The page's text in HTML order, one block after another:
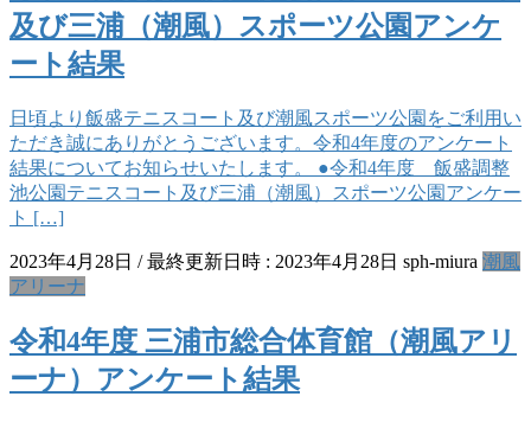
及び三浦（潮風）スポーツ公園アンケ
ート結果
日頃より飯盛テニスコート及び潮風スポーツ公園をご利用い
ただき誠にありがとうございます。令和4年度のアンケート
結果についてお知らせいたします。 ●令和4年度 飯盛調整
池公園テニスコート及び三浦（潮風）スポーツ公園アンケー
ト […]
2023年4月28日 / 最終更新日時 : 2023年4月28日 sph-miura 潮風
アリーナ
令和4年度 三浦市総合体育館（潮風アリ
ーナ）アンケート結果